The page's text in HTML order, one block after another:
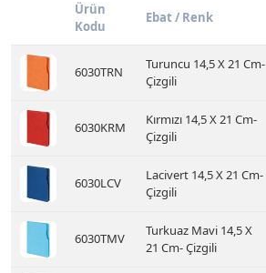
Ürün
Kodu
Ebat / Renk
6030TRN
Turuncu 14,5 X 21 Cm-
Çizgili
6030KRM
Kırmızı 14,5 X 21 Cm-
Çizgili
6030LCV
Lacivert 14,5 X 21 Cm-
Çizgili
6030TMV
Turkuaz Mavi 14,5 X
21 Cm- Çizgili